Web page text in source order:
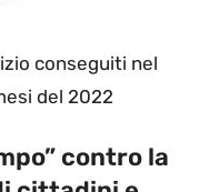
conseguiti nel
del 2022
contro la